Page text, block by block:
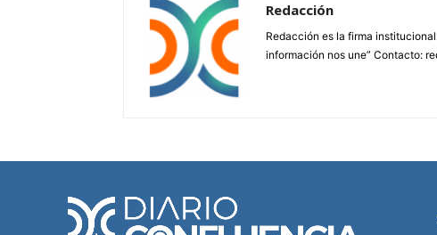
Redacción
Redacción es la firma
información nos une” Contacto: